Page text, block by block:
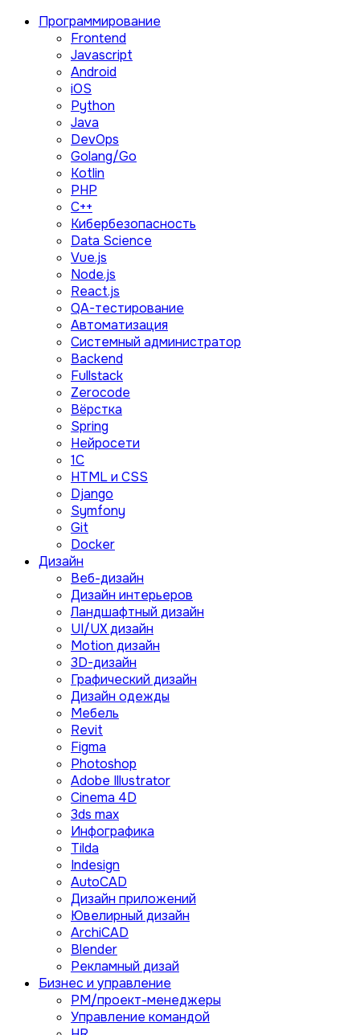
Программирование
Frontend
Javascript
Android
iOS
Python
Java
DevOps
Golang/Go
Kotlin
PHP
C++
Кибербезопасность
Data Science
Vue.js
Node.js
React.js
QA-тестирование
Автоматизация
Системный администратор
Backend
Fullstack
Zerocode
Вёрстка
Spring
Нейросети
1C
HTML и CSS
Django
Symfony
Git
Docker
Дизайн
Веб-дизайн
Дизайн интерьеров
Ландшафтный дизайн
UI/UX дизайн
Motion дизайн
3D-дизайн
Графический дизайн
Дизайн одежды
Мебель
Revit
Figma
Photoshop
Adobe Illustrator
Сinema 4D
3ds max
Инфографика
Tilda
Indesign
AutoCAD
Дизайн приложений
Ювелирный дизайн
ArchiCAD
Blender
Рекламный дизай
Бизнес и управление
PM/проект-менеджеры
Управление командой